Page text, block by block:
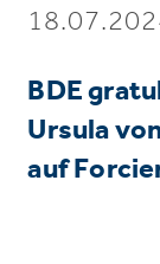
BDE
Ursula
auf